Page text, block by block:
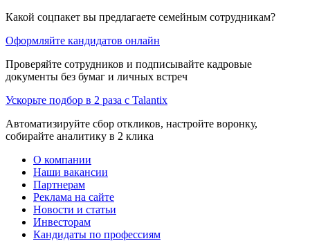
Какой соцпакет вы предлагаете семейным сотрудникам?
Оформляйте кандидатов онлайн
Проверяйте сотрудников и подписывайте кадровые
документы без бумаг и личных встреч
Ускорьте подбор в 2 раза с Talantix
Автоматизируйте сбор откликов, настройте воронку,
собирайте аналитику в 2 клика
О компании
Наши вакансии
Партнерам
Реклама на сайте
Новости и статьи
Инвесторам
Кандидаты по профессиям